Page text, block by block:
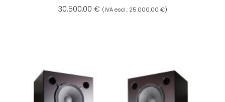
30.500,00 € (IVA escl.: 25.000,00 €)